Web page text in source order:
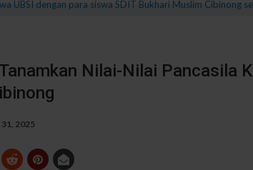
Nilai-Nilai Pancasila
2025